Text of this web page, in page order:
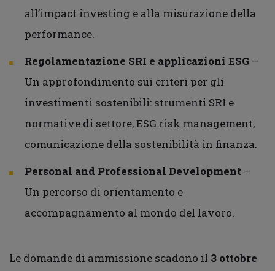
all’impact investing e alla misurazione della
performance.
Regolamentazione SRI e applicazioni ESG –
Un approfondimento sui criteri per gli
investimenti sostenibili: strumenti SRI e
normative di settore, ESG risk management,
comunicazione della sostenibilità in finanza.
Personal and Professional Development –
Un percorso di orientamento e
accompagnamento al mondo del lavoro.
Le domande di ammissione scadono il 3 ottobre